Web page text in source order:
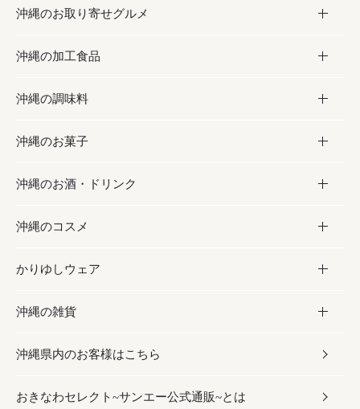
沖縄のお取り寄せグルメ
お取り寄せグルメ
フルーツ・野菜
お肉
海産物
沖縄の加工食品
加工食品
缶詰／パウチ
沖縄料理
沖縄そば／乾麺
レトルト食品
乾物／粉類
沖縄の調味料
調味料
砂糖／黒砂糖
塩
お酢／ドレッシング
しょうゆ
みそ
だし／スパイス／島唐辛子
沖縄のお菓子
お菓子
黒糖
ちんすこう
伝統菓子
スナック
おつまみ
沖縄のお酒・ドリンク
お酒・ドリンク
泡盛
ビール・チューハイ
ワイン・ウィスキー・カクテル
ドリンク
沖縄のコスメ
コスメ
スキンケア
ボディケア
ヘアケア
かりゆしウェア
かりゆしウェア
メンズ
レディース
沖縄の雑貨
雑貨
沖縄ファッション
沖縄県内のお客様はこちら
おきなわセレクト~サンエー公式通販~とは